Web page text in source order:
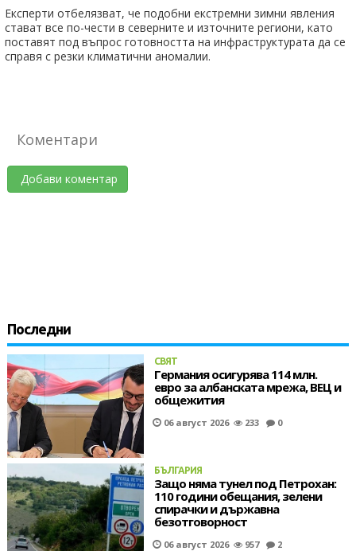
Експерти отбелязват, че подобни екстремни зимни явления
стават все по-чести в северните и източните региони, като
поставят под въпрос готовността на инфраструктурата да се
справя с резки климатични аномалии.
Коментари
Добави коментар
Последни
СВЯТ
Германия осигурява 114 млн.
евро за албанската мрежа, ВЕЦ и
общежития
06 август 2026 233 0
БЪЛГАРИЯ
Защо няма тунел под Петрохан:
110 години обещания, зелени
спирачки и държавна
безотговорност
06 август 2026 957 2